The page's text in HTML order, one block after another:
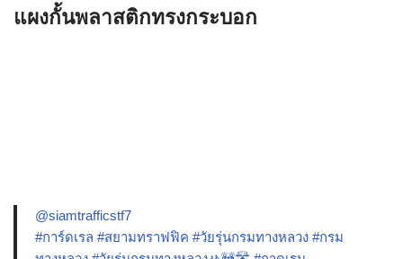
แผงกั้นพลาสติกทรงกระบอก
@siamtrafficstf7
#การ์ดเรล #สยามทราฟฟิค #วัยรุ่นกรมทางหลวง #กรม